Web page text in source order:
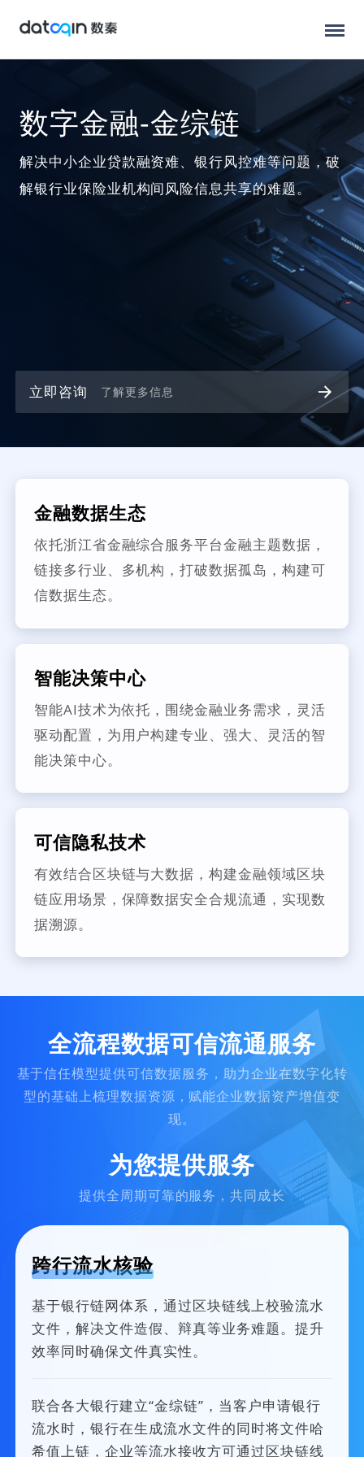
数字金融-金综链
解决中小企业贷款融资难、银行风控难等问题，破
解银行业保险业机构间风险信息共享的难题。
立即咨询 了解更多信息
金融数据生态
依托浙江省金融综合服务平台金融主题数据，
链接多行业、多机构，打破数据孤岛，构建可
信数据生态。
智能决策中心
智能AI技术为依托，围绕金融业务需求，灵活
驱动配置，为用户构建专业、强大、灵活的智
能决策中心。
可信隐私技术
有效结合区块链与大数据，构建金融领域区块
链应用场景，保障数据安全合规流通，实现数
据溯源。
全流程数据可信流通服务
基于信任模型提供可信数据服务，助力企业在数字化转
型的基础上梳理数据资源，赋能企业数据资产增值变
现。
为您提供服务
提供全周期可靠的服务，共同成长
跨行流水核验
基于银行链网体系，通过区块链线上校验流水
文件，解决文件造假、辩真等业务难题。提升
效率同时确保文件真实性。
联合各大银行建立“金综链”，当客户申请银行
流水时，银行在生成流水文件的同时将文件哈
希值上链，企业等流水接收方可通过区块链线